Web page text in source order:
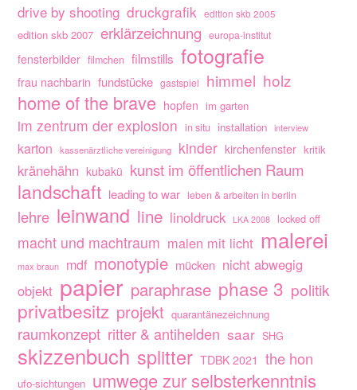
drive by shooting druckgrafik edition skb 2005
edition skb 2007 erklärzeichnung europa-institut
fensterbilder filmchen filmstills fotografie
frau nachbarin fundstücke gastspiel himmel holz
home of the brave hopfen im garten
im zentrum der explosion in situ installation interview
karton kassenärztliche vereinigung kinder kirchenfenster kritik
kränehähn kubakü kunst im öffentlichen Raum
landschaft leading to war leben & arbeiten in berlin
lehre leinwand line linoldruck LKA 2008 locked off
macht und machtraum malen mit licht malerei
max braun mdf monotypie mücken nicht abwegig
objekt papier paraphrase phase 3 politik
privatbesitz projekt quarantänezeichnung
raumkonzept ritter & antihelden saar SHG
skizzenbuch splitter TDBK 2021 the hon
ufo-sichtungen umwege zur selbsterkenntnis